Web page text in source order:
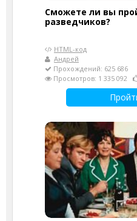
Сможете ли вы
разведчиков?
HTML-код
Андрей
Прохождений: 625 686
Просмотров: 1 335 092